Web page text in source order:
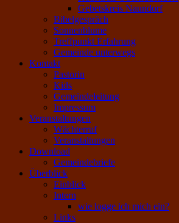
Gebetskreis Naundorf
Bibelgespräch
Sonnenblume
Treffpunkt Erfahrung
Gemeinde unterwegs
Kontakt
Pastorin
Kids
Gemeindeleitung
Impressum
Veranstaltungen
Wächterruf
Veranstaltungen
Download
Gemeindebriefe
Überblick
Einblick
Intern
wie logge ich mich ein?
Links